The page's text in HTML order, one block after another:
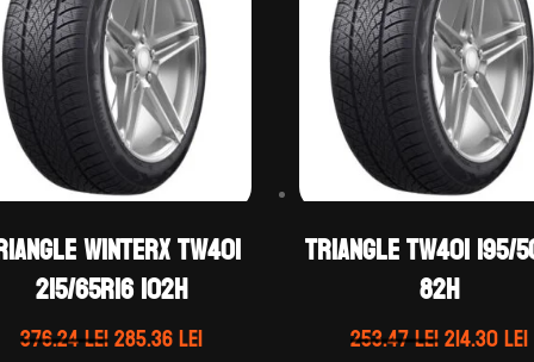
WINTERX TW401
215/65R16 102H
376.24leiPrețul
285.36leiPrețul
TRIANGLE TW401 195/
82H
253.47leiPrețul
214.30lei